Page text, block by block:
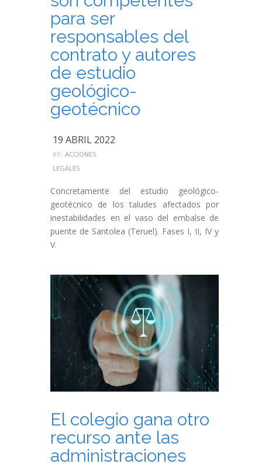
para ser
responsables del
contrato y autores
de estudio
geológico-
geotécnico
19 ABRIL 2022
en: ACCIONES
LEGALES
Concretamente del estudio geológico-
geotécnico de los taludes afectados por
inestabilidades en el vaso del embalse de
puente de Santolea (Teruel). Fases I, II, IV y
V.
El colegio gana otro
recurso ante las
administraciones